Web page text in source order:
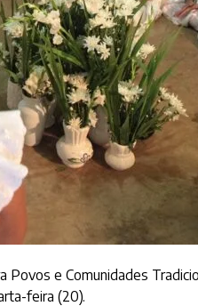
Povos e Comunidades
feira (20).